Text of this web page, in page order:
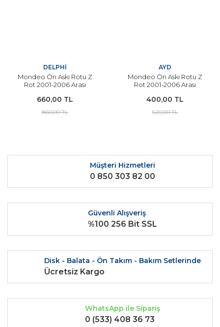
DELPHİ
Mondeo Ön Askı Rotu Z
Rot 2001-2006 Arası
660,00 TL
860,00 TL
AYD
Mondeo Ön Askı Rotu Z
Rot 2001-2006 Arası
400,00 TL
520,00 TL
Müşteri Hizmetleri
0 850 303 82 00
Güvenli Alışveriş
%100 256 Bit SSL
Disk - Balata - Ön Takım - Bakım Setlerinde
Ücretsiz Kargo
WhatsApp ile Sipariş
0 (533) 408 36 73